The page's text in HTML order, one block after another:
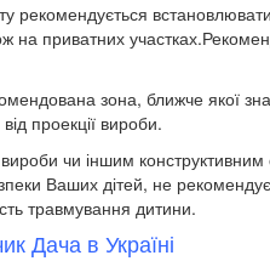
рекомендується
на приватних
зона, ближче якої
проекції вироби.
чи іншим
Ваших дітей, не
травмування дитини.
Дача в Україні